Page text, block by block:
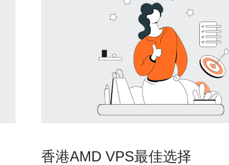
香港AMD VPS最佳选择